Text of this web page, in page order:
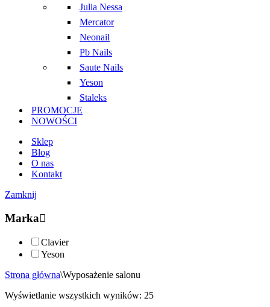
Julia Nessa
Mercator
Neonail
Pb Nails
Saute Nails
Yeson
Staleks
PROMOCJE
NOWOŚCI
Sklep
Blog
O nas
Kontakt
Zamknij
Marka
Clavier
Yeson
Strona główna\Wyposażenie salonu
Wyświetlanie wszystkich wyników: 25